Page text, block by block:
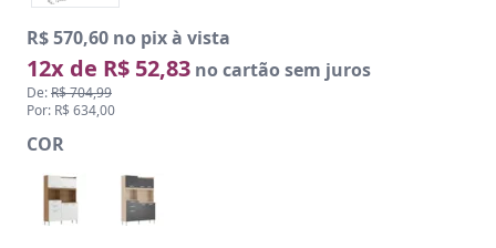
R$ 570,60 no pix à vista
12x de R$ 52,83 no cartão sem juros
De:R$ 704,99
Por: R$ 634,00
COR